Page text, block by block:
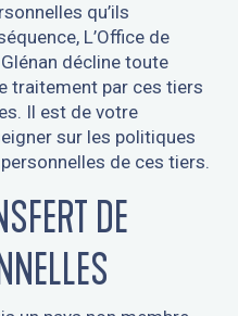
qu’ils
L’Office de
décline toute
traitement par ces tiers
Il est de votre
sur les politiques
de ces tiers.
DE